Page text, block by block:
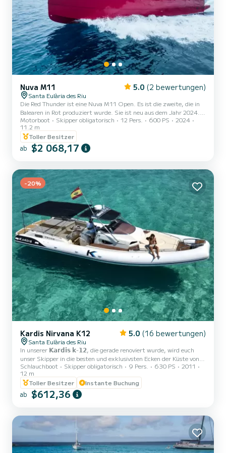
Nuva M11 5.0 (2 bewertungen)
Santa Eulària des Riu
Die Red Thunder ist eine Nuva M11 Open. Es ist die zweite, die in
Balearen in Rot produziert wurde. Sie ist neu aus dem Jahr 2024.
Wenn sie vor Anker liegt, können die Seiten am Heck geöffnet
werden, um eine Breite von 4,20 m zu erreichen.
Motorboot Skipper obligatorisch 12 Pers. 600 PS
2024
11.2 m
Toller Besitzer
ab $2 068,17
-20%
Kardis Nirvana K12 5.0 (16 bewertungen)
Santa Eulària des Riu
In unserer 𝗞𝗮𝗿𝗱𝗶𝘀 𝗸-𝟭𝟮, die gerade renoviert wurde, wird euch
unser Skipper in die besten und exklusivsten Ecken der Küste von
Ibiza und Formentera mit allen Annehmlichkeiten führen.
¿𝗪𝗲𝗿𝗮𝘂𝗳 𝗱𝗶𝗲 𝗻𝗼𝘀𝘁𝗿𝗮 𝘀𝗲𝗺𝗶𝗿𝗿𝗶́𝗴𝗶𝗱𝗮 𝗲𝗻𝘁𝘀𝗰𝗵𝗶𝗱𝗲𝗻? Sie ist das
sicherste Boot und bietet den größten Schatten, kommt so nah wie
möglich ans Ufer, genießt mehr Platz, Komfort, Stabilität und
einen günstigeren Dieselverbrauch. ¿𝗪𝗮𝘀 𝗺𝗮𝗰𝗵𝗲𝗻 𝗺𝗶𝘁 𝗻𝗲𝗻?
Beach in For...
Schlauchboot Skipper obligatorisch 9 Pers. 630 PS
2011
12 m
Toller Besitzer
Instante Buchung
ab $612,36